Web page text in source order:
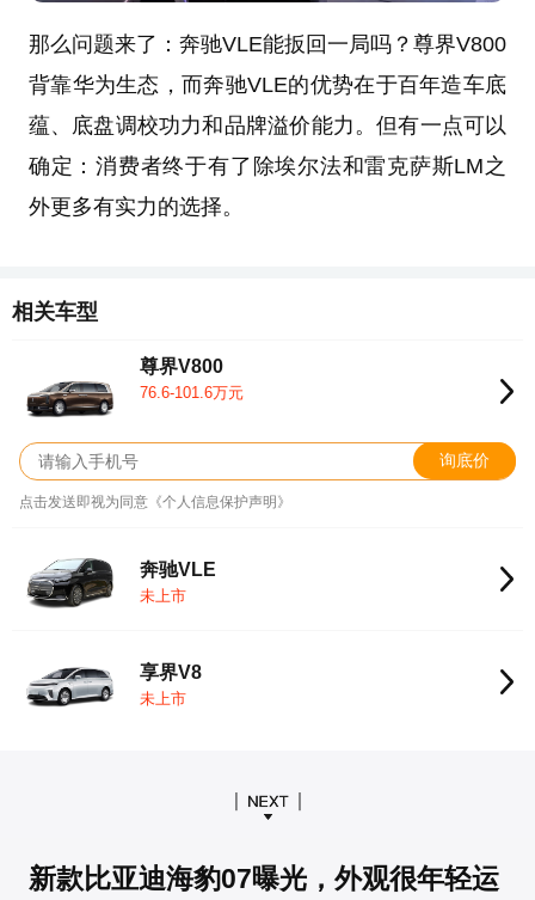
那么问题来了：奔驰VLE能扳回一局吗？尊界V800
背靠华为生态，而奔驰VLE的优势在于百年造车底
蕴、底盘调校功力和品牌溢价能力。但有一点可以
确定：消费者终于有了除埃尔法和雷克萨斯LM之
外更多有实力的选择。
相关车型
尊界V800
76.6-101.6万元
询底价
点击发送即视为同意《个人信息保护声明》
奔驰VLE
未上市
享界V8
未上市
新款比亚迪海豹07曝光，外观很年轻运